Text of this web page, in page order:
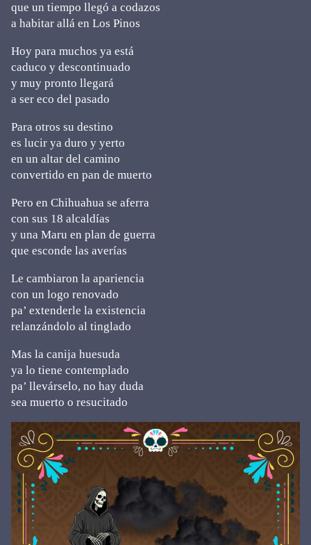
que un tiempo llegó a codazos
a habitar allá en Los Pinos
Hoy para muchos ya está
caduco y descontinuado
y muy pronto llegará
a ser eco del pasado
Para otros su destino
es lucir ya duro y yerto
en un altar del camino
convertido en pan de muerto
Pero en Chihuahua se aferra
con sus 18 alcaldías
y una Maru en plan de guerra
que esconde las averías
Le cambiaron la apariencia
con un logo renovado
pa’ extenderle la existencia
relanzándolo al tinglado
Mas la canija huesuda
ya lo tiene contemplado
pa’ llevárselo, no hay duda
sea muerto o resucitado